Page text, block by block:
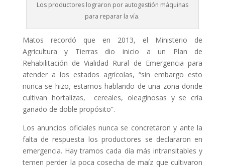
Los productores lograron por autogestión máquinas
para reparar la vía.
Matos recordó que en 2013, el Ministerio de
Agricultura y Tierras dio inicio a un Plan de
Rehabilitación de Vialidad Rural de Emergencia para
atender a los estados agrícolas, “sin embargo esto
nunca se hizo, estamos hablando de una zona donde
cultivan hortalizas, cereales, oleaginosas y se cría
ganado de doble propósito”.
Los anuncios oficiales nunca se concretaron y ante la
falta de respuesta los productores se declararon en
emergencia. Hay tramos cada día más intransitables y
temen perder la poca cosecha de maíz que cultivaron